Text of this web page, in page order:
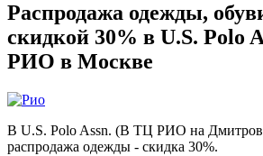
Распродажа одежды,
скидкой 30% в U.S. Polo
РИО в Москве
В U.S. Polo Assn. (В ТЦ РИО на
распродажа одежды - скидка 30%.